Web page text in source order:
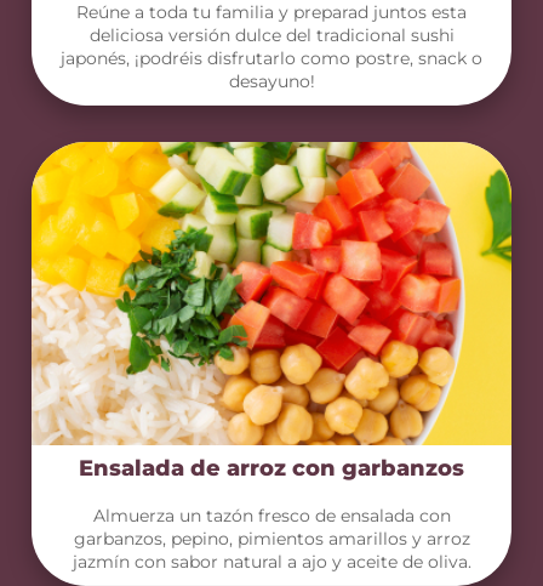
Reúne a toda tu familia y preparad juntos esta
deliciosa versión dulce del tradicional sushi
japonés, ¡podréis disfrutarlo como postre, snack o
desayuno!
Ensalada de arroz con garbanzos
Almuerza un tazón fresco de ensalada con
garbanzos, pepino, pimientos amarillos y arroz
jazmín con sabor natural a ajo y aceite de oliva.